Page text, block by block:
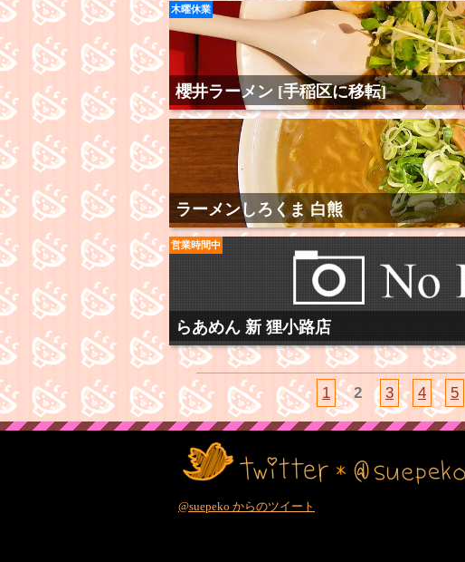
櫻井ラーメン [手稲区に移転]
木曜休業
ラーメンしろくま 白熊
らあめん 新 狸小路店
営業時間中
1 2 3 4 5
@suepeko からのツイート